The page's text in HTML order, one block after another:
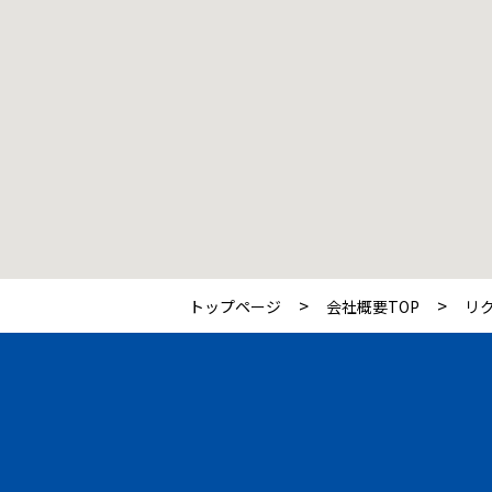
トップページ > 会社概要TOP > リ